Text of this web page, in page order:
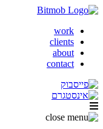
work
clients
about
contact